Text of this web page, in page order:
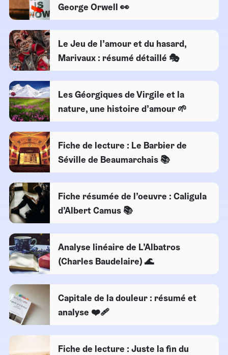
George Orwell 👀
Le Jeu de l’amour et du hasard,
Marivaux : résumé détaillé 🎭
Les Géorgiques de Virgile et la
nature, une histoire d’amour 🌱
Fiche de lecture : Le Barbier de
Séville de Beaumarchais 📚
Fiche résumée de l’oeuvre : Caligula
d’Albert Camus 📚
Analyse linéaire de L’Albatros
(Charles Baudelaire) 🌊
Capitale de la douleur : résumé et
analyse ❤️‍🩹
Fiche de lecture : Juste la fin du